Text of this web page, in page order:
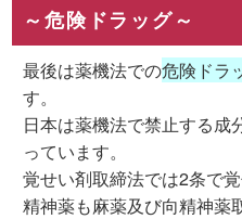
～危険ドラッグ～
最後は薬機法での危険ドラ
す。
日本は薬機法で禁止する成
っています。
覚せい剤取締法では2条で
精神薬も麻薬及び向精神薬